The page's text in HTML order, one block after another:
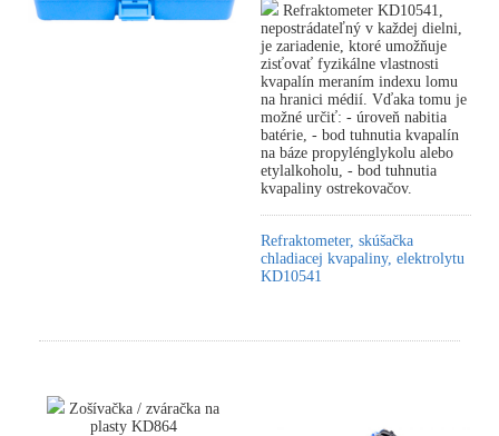
Refraktometer KD10541,
nepostrádateľný v každej dielni,
je zariadenie, ktoré umožňuje
zisťovať fyzikálne vlastnosti
kvapalín meraním indexu lomu
na hranici médií. Vďaka tomu je
možné určiť: - úroveň nabitia
batérie, - bod tuhnutia kvapalín
na báze propylénglykolu alebo
etylalkoholu, - bod tuhnutia
kvapaliny ostrekovačov.
Refraktometer, skúšačka
chladiacej kvapaliny, elektrolytu
KD10541
Zošívačka / zváračka na
plasty KD864